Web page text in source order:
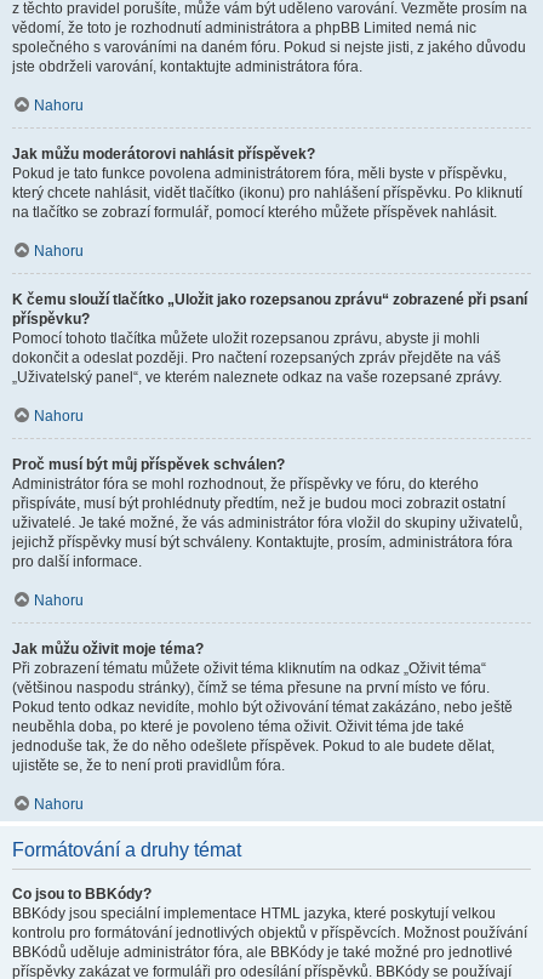
z těchto pravidel porušíte, může vám být uděleno varování. Vezměte prosím na
vědomí, že toto je rozhodnutí administrátora a phpBB Limited nemá nic
společného s varováními na daném fóru. Pokud si nejste jisti, z jakého důvodu
jste obdrželi varování, kontaktujte administrátora fóra.
Nahoru
Jak můžu moderátorovi nahlásit příspěvek?
Pokud je tato funkce povolena administrátorem fóra, měli byste v příspěvku,
který chcete nahlásit, vidět tlačítko (ikonu) pro nahlášení příspěvku. Po kliknutí
na tlačítko se zobrazí formulář, pomocí kterého můžete příspěvek nahlásit.
Nahoru
K čemu slouží tlačítko „Uložit jako rozepsanou zprávu“ zobrazené při psaní
příspěvku?
Pomocí tohoto tlačítka můžete uložit rozepsanou zprávu, abyste ji mohli
dokončit a odeslat později. Pro načtení rozepsaných zpráv přejděte na váš
„Uživatelský panel“, ve kterém naleznete odkaz na vaše rozepsané zprávy.
Nahoru
Proč musí být můj příspěvek schválen?
Administrátor fóra se mohl rozhodnout, že příspěvky ve fóru, do kterého
přispíváte, musí být prohlédnuty předtím, než je budou moci zobrazit ostatní
uživatelé. Je také možné, že vás administrátor fóra vložil do skupiny uživatelů,
jejichž příspěvky musí být schváleny. Kontaktujte, prosím, administrátora fóra
pro další informace.
Nahoru
Jak můžu oživit moje téma?
Při zobrazení tématu můžete oživit téma kliknutím na odkaz „Oživit téma“
(většinou naspodu stránky), čímž se téma přesune na první místo ve fóru.
Pokud tento odkaz nevidíte, mohlo být oživování témat zakázáno, nebo ještě
neuběhla doba, po které je povoleno téma oživit. Oživit téma jde také
jednoduše tak, že do něho odešlete příspěvek. Pokud to ale budete dělat,
ujistěte se, že to není proti pravidlům fóra.
Nahoru
Formátování a druhy témat
Co jsou to BBKódy?
BBKódy jsou speciální implementace HTML jazyka, které poskytují velkou
kontrolu pro formátování jednotlivých objektů v příspěvcích. Možnost používání
BBKódů uděluje administrátor fóra, ale BBKódy je také možné pro jednotlivé
příspěvky zakázat ve formuláři pro odesílání příspěvků. BBKódy se používají